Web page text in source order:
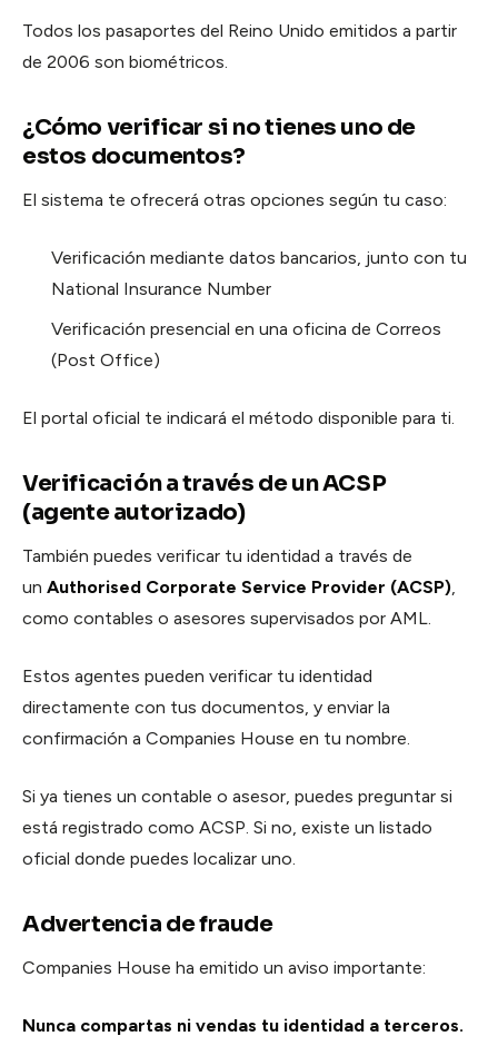
Todos los pasaportes del Reino Unido emitidos a partir
de 2006 son biométricos.
¿Cómo verificar si no tienes uno de
estos documentos?
El sistema te ofrecerá otras opciones según tu caso:
Verificación mediante datos bancarios, junto con tu
National Insurance Number
Verificación presencial en una oficina de Correos
(Post Office)
El portal oficial te indicará el método disponible para ti.
Verificación a través de un ACSP
(agente autorizado)
También puedes verificar tu identidad a través de
un Authorised Corporate Service Provider (ACSP),
como contables o asesores supervisados por AML.
Estos agentes pueden verificar tu identidad
directamente con tus documentos, y enviar la
confirmación a Companies House en tu nombre.
Si ya tienes un contable o asesor, puedes preguntar si
está registrado como ACSP. Si no, existe un listado
oficial donde puedes localizar uno.
Advertencia de fraude
Companies House ha emitido un aviso importante:
Nunca compartas ni vendas tu identidad a terceros.